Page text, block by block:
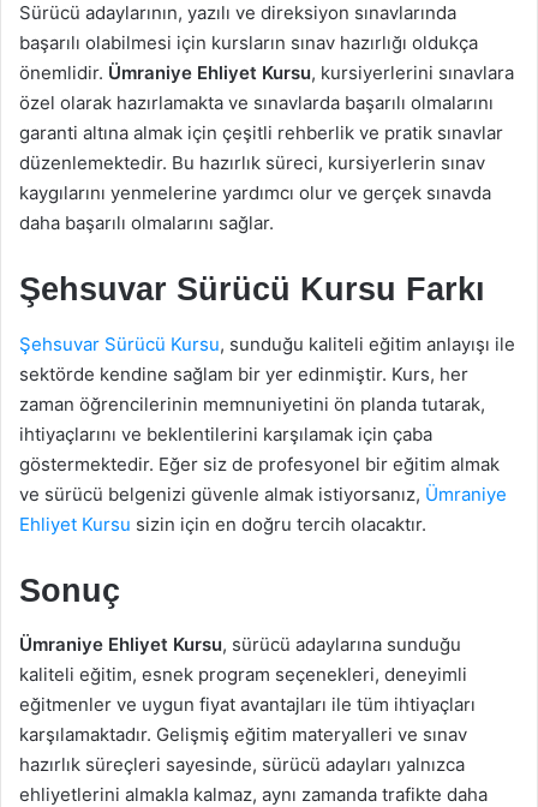
Sürücü adaylarının, yazılı ve direksiyon sınavlarında
başarılı olabilmesi için kursların sınav hazırlığı oldukça
önemlidir. Ümraniye Ehliyet Kursu, kursiyerlerini sınavlara
özel olarak hazırlamakta ve sınavlarda başarılı olmalarını
garanti altına almak için çeşitli rehberlik ve pratik sınavlar
düzenlemektedir. Bu hazırlık süreci, kursiyerlerin sınav
kaygılarını yenmelerine yardımcı olur ve gerçek sınavda
daha başarılı olmalarını sağlar.
Şehsuvar Sürücü Kursu Farkı
Şehsuvar Sürücü Kursu, sunduğu kaliteli eğitim anlayışı ile
sektörde kendine sağlam bir yer edinmiştir. Kurs, her
zaman öğrencilerinin memnuniyetini ön planda tutarak,
ihtiyaçlarını ve beklentilerini karşılamak için çaba
göstermektedir. Eğer siz de profesyonel bir eğitim almak
ve sürücü belgenizi güvenle almak istiyorsanız, Ümraniye
Ehliyet Kursu sizin için en doğru tercih olacaktır.
Sonuç
Ümraniye Ehliyet Kursu, sürücü adaylarına sunduğu
kaliteli eğitim, esnek program seçenekleri, deneyimli
eğitmenler ve uygun fiyat avantajları ile tüm ihtiyaçları
karşılamaktadır. Gelişmiş eğitim materyalleri ve sınav
hazırlık süreçleri sayesinde, sürücü adayları yalnızca
ehliyetlerini almakla kalmaz, aynı zamanda trafikte daha